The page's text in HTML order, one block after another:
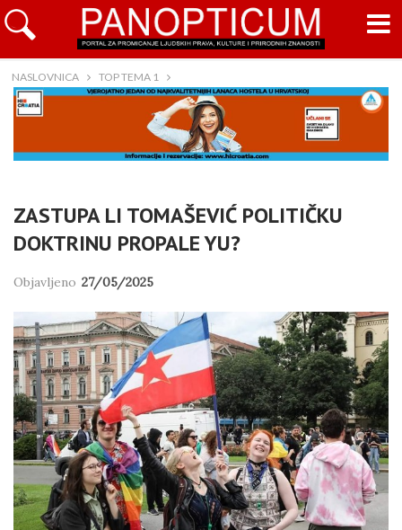
NASLOVNICA TOP TEMA 1
ZASTUPA LI TOMAŠEVIĆ POLITIČKU
DOKTRINU PROPALE YU?
Objavljeno 27/05/2025